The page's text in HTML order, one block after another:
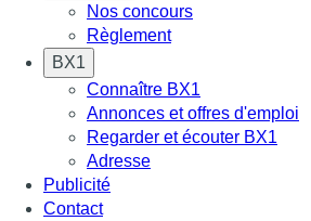
Nos concours
Règlement
BX1
Connaître BX1
Annonces et offres d'emploi
Regarder et écouter BX1
Adresse
Publicité
Contact